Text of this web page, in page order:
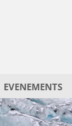
EVENEMENTS